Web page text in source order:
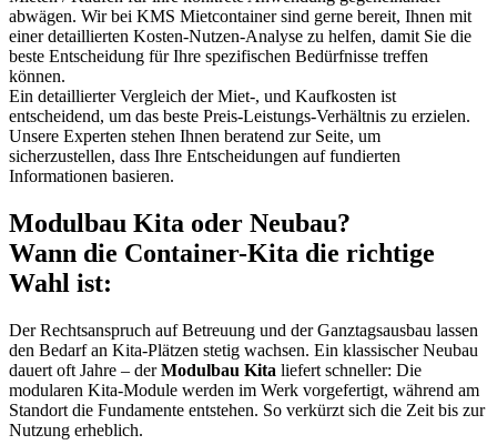
abwägen. Wir bei KMS Mietcontainer sind gerne bereit, Ihnen mit
einer detaillierten Kosten-Nutzen-Analyse zu helfen, damit Sie die
beste Entscheidung für Ihre spezifischen Bedürfnisse treffen
können.
Ein detaillierter Vergleich der Miet-, und Kaufkosten ist
entscheidend, um das beste Preis-Leistungs-Verhältnis zu erzielen.
Unsere Experten stehen Ihnen beratend zur Seite, um
sicherzustellen, dass Ihre Entscheidungen auf fundierten
Informationen basieren.
Modulbau Kita oder Neubau?
Wann die Container-Kita die richtige
Wahl ist:
Der Rechtsanspruch auf Betreuung und der Ganztagsausbau lassen
den Bedarf an Kita-Plätzen stetig wachsen. Ein klassischer Neubau
dauert oft Jahre – derModulbau Kita liefert schneller: Die
modularen Kita-Module werden im Werk vorgefertigt, während am
Standort die Fundamente entstehen. So verkürzt sich die Zeit bis zur
Nutzung erheblich.